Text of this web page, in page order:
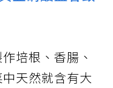
培根、香腸、
天然就含有大